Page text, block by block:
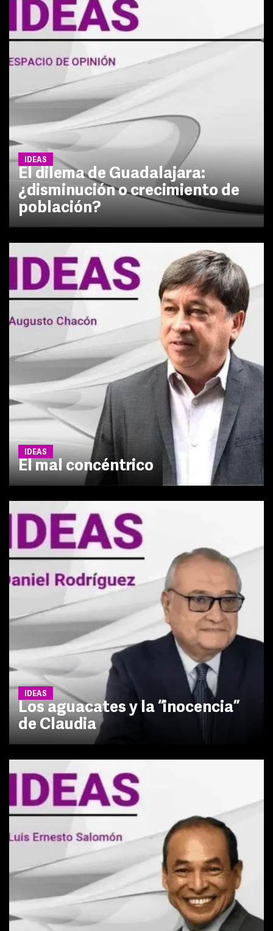
IDEAS
El dilema de Guadalajara:
¿disminución o crecimiento de
población?
IDEAS
El mal concéntrico
IDEAS
Los aguacates y la “inocencia”
de Claudia